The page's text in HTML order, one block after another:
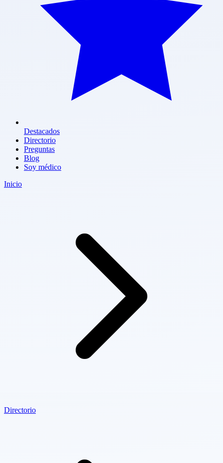
Destacados
Directorio
Preguntas
Blog
Soy médico
Inicio
Directorio